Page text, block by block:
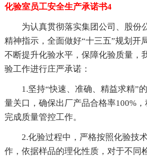
化验室员工安全生产承诺书4
为认真贯彻落实集团公司、股份
精神指示，全面做好“十三五”规划开
不断提升化验水平，保障化验质量，
验工作进行庄严承诺：
1.坚持“快速、准确、精益求精”
量关口，确保出厂产品合格率100%
完成质量管控工作。
2.化验过程中，严格按照化验技
作，依据样品的理化性质，对于不同